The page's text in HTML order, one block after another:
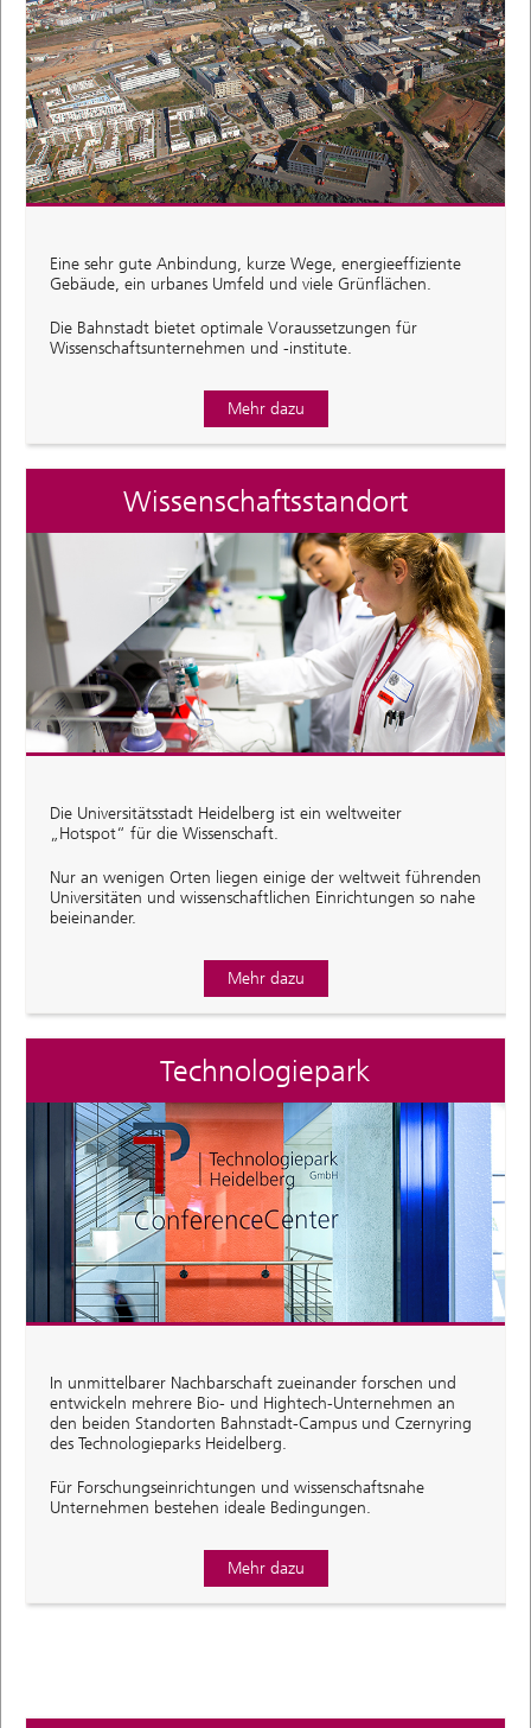
Eine sehr gute Anbindung, kurze Wege, energieeffiziente
Gebäude, ein urbanes Umfeld und viele Grünflächen.
Die Bahnstadt bietet optimale Voraussetzungen für
Wissenschaftsunternehmen und -institute.
Mehr dazu
Wissenschaftsstandort
Die Universitätsstadt Heidelberg ist ein weltweiter
„Hotspot“ für die Wissenschaft.
Nur an wenigen Orten liegen einige der weltweit führenden
Universitäten und wissenschaftlichen Einrichtungen so nahe
beieinander.
Mehr dazu
Technologiepark
In unmittelbarer Nachbarschaft zueinander forschen und
entwickeln mehrere Bio- und Hightech-Unternehmen an
den beiden Standorten Bahnstadt-Campus und Czernyring
des Technologieparks Heidelberg.
Für Forschungseinrichtungen und wissenschaftsnahe
Unternehmen bestehen ideale Bedingungen.
Mehr dazu